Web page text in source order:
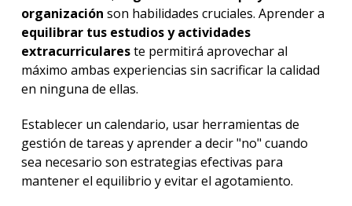
organización son habilidades cruciales. Aprender a
equilibrar tus estudios y actividades
extracurriculareste permitirá aprovechar al
máximo ambas experiencias sin sacrificar la calidad
en ninguna de ellas.
Establecer un calendario, usar herramientas de
gestión de tareas y aprender a decir "no" cuando
sea necesario son estrategias efectivas para
mantener el equilibrio y evitar el agotamiento.